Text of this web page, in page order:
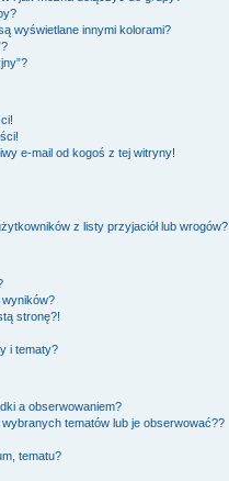
wyświetlane innymi kolorami?
e-mail od kogoś z tej witryny!
z listy przyjaciół lub wrogów?
stronę?!
i tematy?
a obserwowaniem?
tematów lub je obserwować??
tematu?